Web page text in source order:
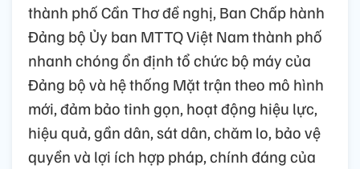
thành phố Cần Thơ đề nghị, Ban Chấp hành
Đảng bộ Ủy ban MTTQ Việt Nam thành phố
nhanh chóng ổn định tổ chức bộ máy của
Đảng bộ và hệ thống Mặt trận theo mô hình
mới, đảm bảo tinh gọn, hoạt động hiệu lực,
hiệu quả, gần dân, sát dân, chăm lo, bảo vệ
quyền và lợi ích hợp pháp, chính đáng của